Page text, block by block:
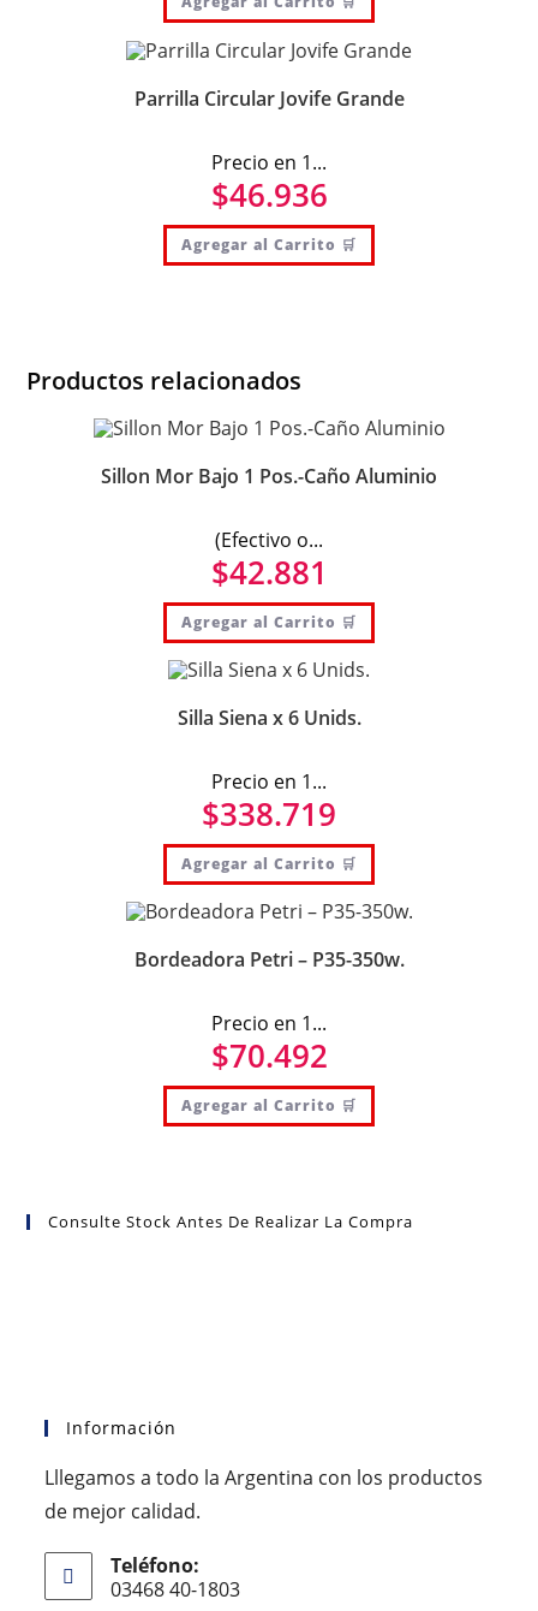
Parrilla Circular Jovife Grande
Precio en 1...
$46.936
Agregar al Carrito 🛒
Productos relacionados
Sillon Mor Bajo 1 Pos.-Caño Aluminio
(Efectivo o...
$42.881
Agregar al Carrito 🛒
Silla Siena x 6 Unids.
Precio en 1...
$338.719
Agregar al Carrito 🛒
Bordeadora Petri – P35-350w.
Precio en 1...
$70.492
Agregar al Carrito 🛒
Consulte Stock Antes De Realizar La Compra
Información
Lllegamos a todo la Argentina con los productos
de mejor calidad.
Teléfono:
03468 40-1803